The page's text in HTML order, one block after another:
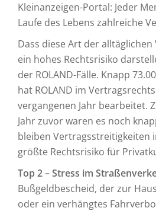
Kleinanzeigen-Portal: Jeder
Laufe des Lebens zahlreiche
Dass diese Art der
ein hohes Rechtsrisiko
der ROLAND-Fälle. Knapp
hat ROLAND im
vergangenen Jahr bearbeitet.
Jahr zuvor waren es noch
bleiben Vertragsstreitigkeiten
größte Rechtsrisiko für
Top 2 – Stress im
Bußgeldbescheid, der zur
oder ein verhängtes